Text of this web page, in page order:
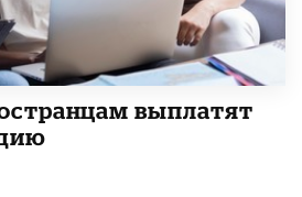
выплатят